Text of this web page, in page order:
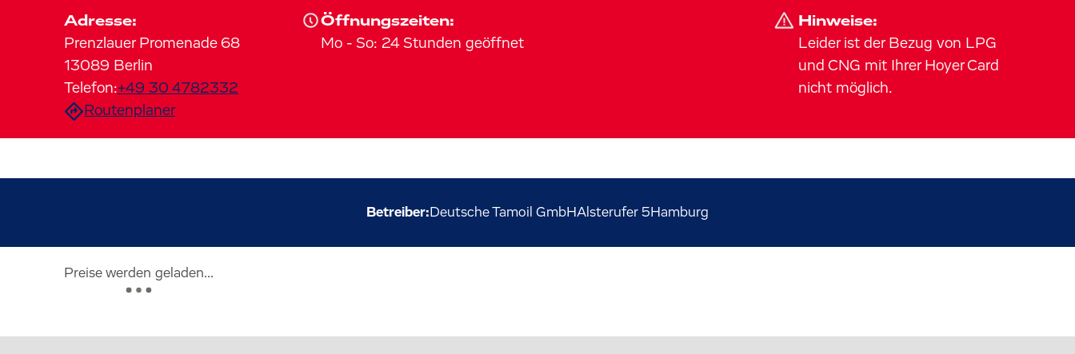
Adresse:
Prenzlauer Promenade 68
13089 Berlin
Telefon:+49 30 4782332
Routenplaner
Öffnungszeiten:
Mo - So: 24 Stunden geöffnet
Hinweise:
Leider ist der Bezug von LPG
und CNG mit Ihrer Hoyer Card
nicht möglich.
Betreiber: Deutsche Tamoil GmbHAlsterufer 5 Hamburg
Preise werden geladen...